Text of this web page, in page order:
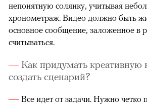
непонятную солянку, учитывая
хронометраж. Видео должно быть
основное сообщение, заложенное в
считываться.
Как придумать креативную
создать сценарий?
Все идет от задачи. Нужно четко